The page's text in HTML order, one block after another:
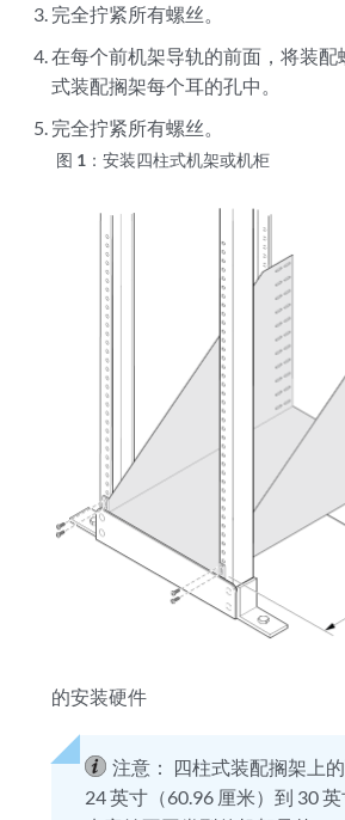
完全拧紧所有螺丝。
在每个前机架导轨的前面，将装配
式装配搁架每个耳的孔中。
完全拧紧所有螺丝。
图 1：安装四柱式机架或机柜
的安装硬件
注意：
四柱式装配搁架上
24 英寸（60.96 厘米）到 30 英